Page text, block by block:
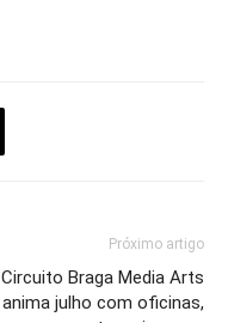
Próximo artigo
Circuito Braga Media Arts
anima julho com oficinas,